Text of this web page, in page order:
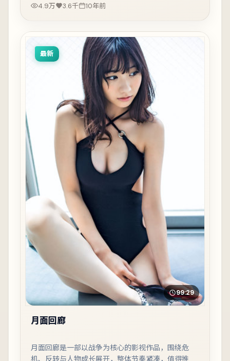
4.9万 3.6千 10年前
最新
99:29
月面回廊
月面回廊是一部以战争为核心的影视作品，围绕危
机、反转与人物成长展开，整体节奏紧凑，值得推荐